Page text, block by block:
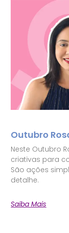
Outubro
Neste Outubro
criativas para
São ações
detalhe.
Saiba Mais